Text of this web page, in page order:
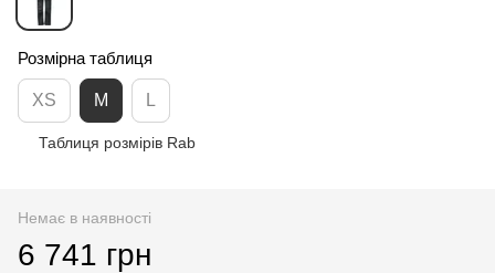
Розмірна таблиця
XS M L
Таблиця розмірів Rab
Немає в наявності
6 741 грн